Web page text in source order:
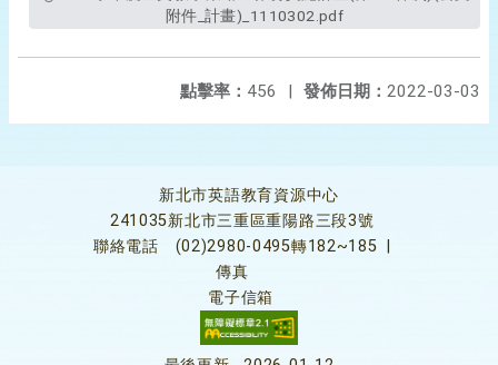
附件_計畫)_1110302.pdf
發佈日期： 2022-03-03
點擊率： 456 |
新北市英語教育資源中心
241035新北市三重區重陽路三段3號
聯絡電話
(02)2980-0495轉182~185
傳真
電子信箱